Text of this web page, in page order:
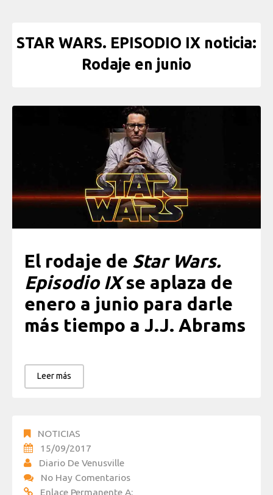
STAR WARS. EPISODIO IX noticia:
Rodaje en junio
El rodaje de Star Wars.
Episodio IXse aplaza de
enero a junio para darle
más tiempo a J.J. Abrams
Leer más
NOTICIAS
15/09/2017
Diario De Venusville
No Hay Comentarios
Enlace Permanente A: